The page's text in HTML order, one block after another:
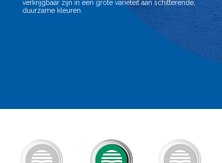
verkrijgbaar zijn in een grote variëteit aan schitterende,
duurzame kleuren.